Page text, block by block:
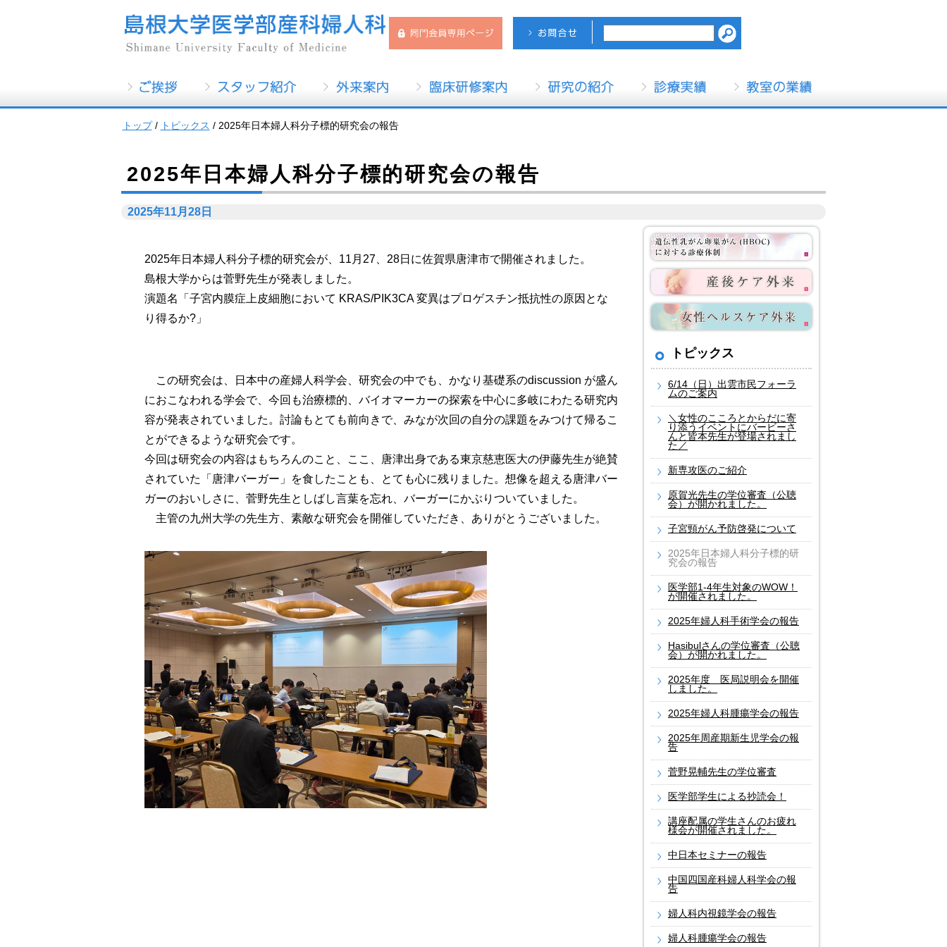
トップ/ トピックス / 2025年日本婦人科分子標的研究会の報告
2025年日本婦人科分子標的研究会の報告
2025年11月28日
2025年日本婦人科分子標的研究会が、11月27、28日に佐賀県唐津市で開催されました。
島根大学からは菅野先生が発表しました。
演題名「子宮内膜症上皮細胞において KRAS/PIK3CA 変異はプロゲスチン抵抗性の原因とな
り得るか?」
この研究会は、日本中の産婦人科学会、研究会の中でも、かなり基礎系のdiscussion が盛ん
におこなわれる学会で、今回も治療標的、バイオマーカーの探索を中心に多岐にわたる研究内
容が発表されていました。討論もとても前向きで、みなが次回の自分の課題をみつけて帰るこ
とができるような研究会です。
今回は研究会の内容はもちろんのこと、ここ、唐津出身である東京慈恵医大の伊藤先生が絶賛
されていた「唐津バーガー」を食したことも、とても心に残りました。想像を超える唐津バー
ガーのおいしさに、菅野先生としばし言葉を忘れ、バーガーにかぶりついていました。
主管の九州大学の先生方、素敵な研究会を開催していただき、ありがとうございました。
トピックス
6/14（日）出雲市民フォーラ
ムのご案内
＼女性のこころとからだに寄
り添うイベントにバービーさ
んと皆本先生が登場されまし
た／
新専攻医のご紹介
原賀光先生の学位審査（公聴
会）が開かれました。
子宮頸がん予防啓発について
2025年日本婦人科分子標的研
究会の報告
医学部1-4年生対象のWOW！
が開催されました。
2025年婦人科手術学会の報告
Hasibulさんの学位審査（公聴
会）が開かれました。
2025年度 医局説明会を開催
しました。
2025年婦人科腫瘍学会の報告
2025年周産期新生児学会の報
告
菅野晃輔先生の学位審査
医学部学生による抄読会！
講座配属の学生さんのお疲れ
様会が開催されました。
中日本セミナーの報告
中国四国産科婦人科学会の報
告
婦人科内視鏡学会の報告
婦人科腫瘍学会の報告